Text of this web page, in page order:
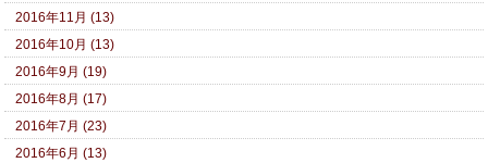
2016年11月 (13)
2016年10月 (13)
2016年9月 (19)
2016年8月 (17)
2016年7月 (23)
2016年6月 (13)